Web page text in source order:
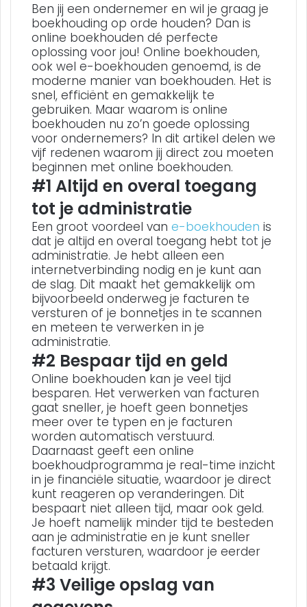
Ben jij een ondernemer en wil je graag je
boekhouding op orde houden? Dan is
online boekhouden dé perfecte
oplossing voor jou! Online boekhouden,
ook wel e-boekhouden genoemd, is de
moderne manier van boekhouden. Het is
snel, efficiënt en gemakkelijk te
gebruiken. Maar waarom is online
boekhouden nu zo’n goede oplossing
voor ondernemers? In dit artikel delen we
vijf redenen waarom jij direct zou moeten
beginnen met online boekhouden.
#1 Altijd en overal toegang
tot je administratie
Een groot voordeel van e-boekhouden is
dat je altijd en overal toegang hebt tot je
administratie. Je hebt alleen een
internetverbinding nodig en je kunt aan
de slag. Dit maakt het gemakkelijk om
bijvoorbeeld onderweg je facturen te
versturen of je bonnetjes in te scannen
en meteen te verwerken in je
administratie.
#2 Bespaar tijd en geld
Online boekhouden kan je veel tijd
besparen. Het verwerken van facturen
gaat sneller, je hoeft geen bonnetjes
meer over te typen en je facturen
worden automatisch verstuurd.
Daarnaast geeft een online
boekhoudprogramma je real-time inzicht
in je financiële situatie, waardoor je direct
kunt reageren op veranderingen. Dit
bespaart niet alleen tijd, maar ook geld.
Je hoeft namelijk minder tijd te besteden
aan je administratie en je kunt sneller
facturen versturen, waardoor je eerder
betaald krijgt.
#3 Veilige opslag van